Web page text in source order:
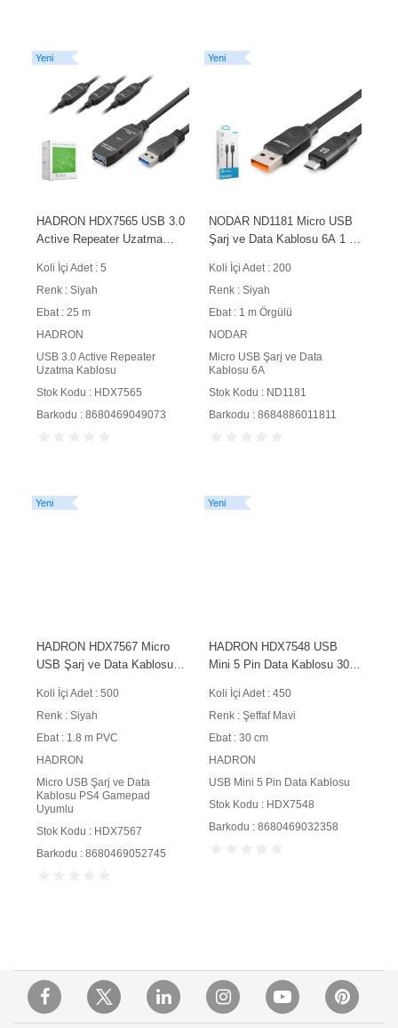
Yeni
HADRON HDX7565 USB 3.0
Active Repeater Uzatma
Koli İçi Adet : 5
Renk : Siyah
Ebat : 25 m
HADRON
USB 3.0 Active Repeater
Uzatma Kablosu
Stok Kodu : HDX7565
Barkodu : 8680469049073
Yeni
NODAR ND1181 Micro USB
Şarj ve Data Kablosu 6A 1 m
Koli İçi Adet : 200
Renk : Siyah
Ebat : 1 m Örgülü
NODAR
Micro USB Şarj ve Data
Kablosu 6A
Stok Kodu : ND1181
Barkodu : 8684886011811
Yeni
HADRON HDX7567 Micro
USB Şarj ve Data Kablosu
PVC Siyah
Koli İçi Adet : 500
Renk : Siyah
Ebat : 1.8 m PVC
HADRON
Micro USB Şarj ve Data
Kablosu PS4 Gamepad
Uyumlu
Stok Kodu : HDX7567
Barkodu : 8680469052745
Yeni
HADRON HDX7548 USB
Mini 5 Pin Data Kablosu 30
Koli İçi Adet : 450
Renk : Şeffaf Mavi
Ebat : 30 cm
HADRON
USB Mini 5 Pin Data Kablosu
Stok Kodu : HDX7548
Barkodu : 8680469032358